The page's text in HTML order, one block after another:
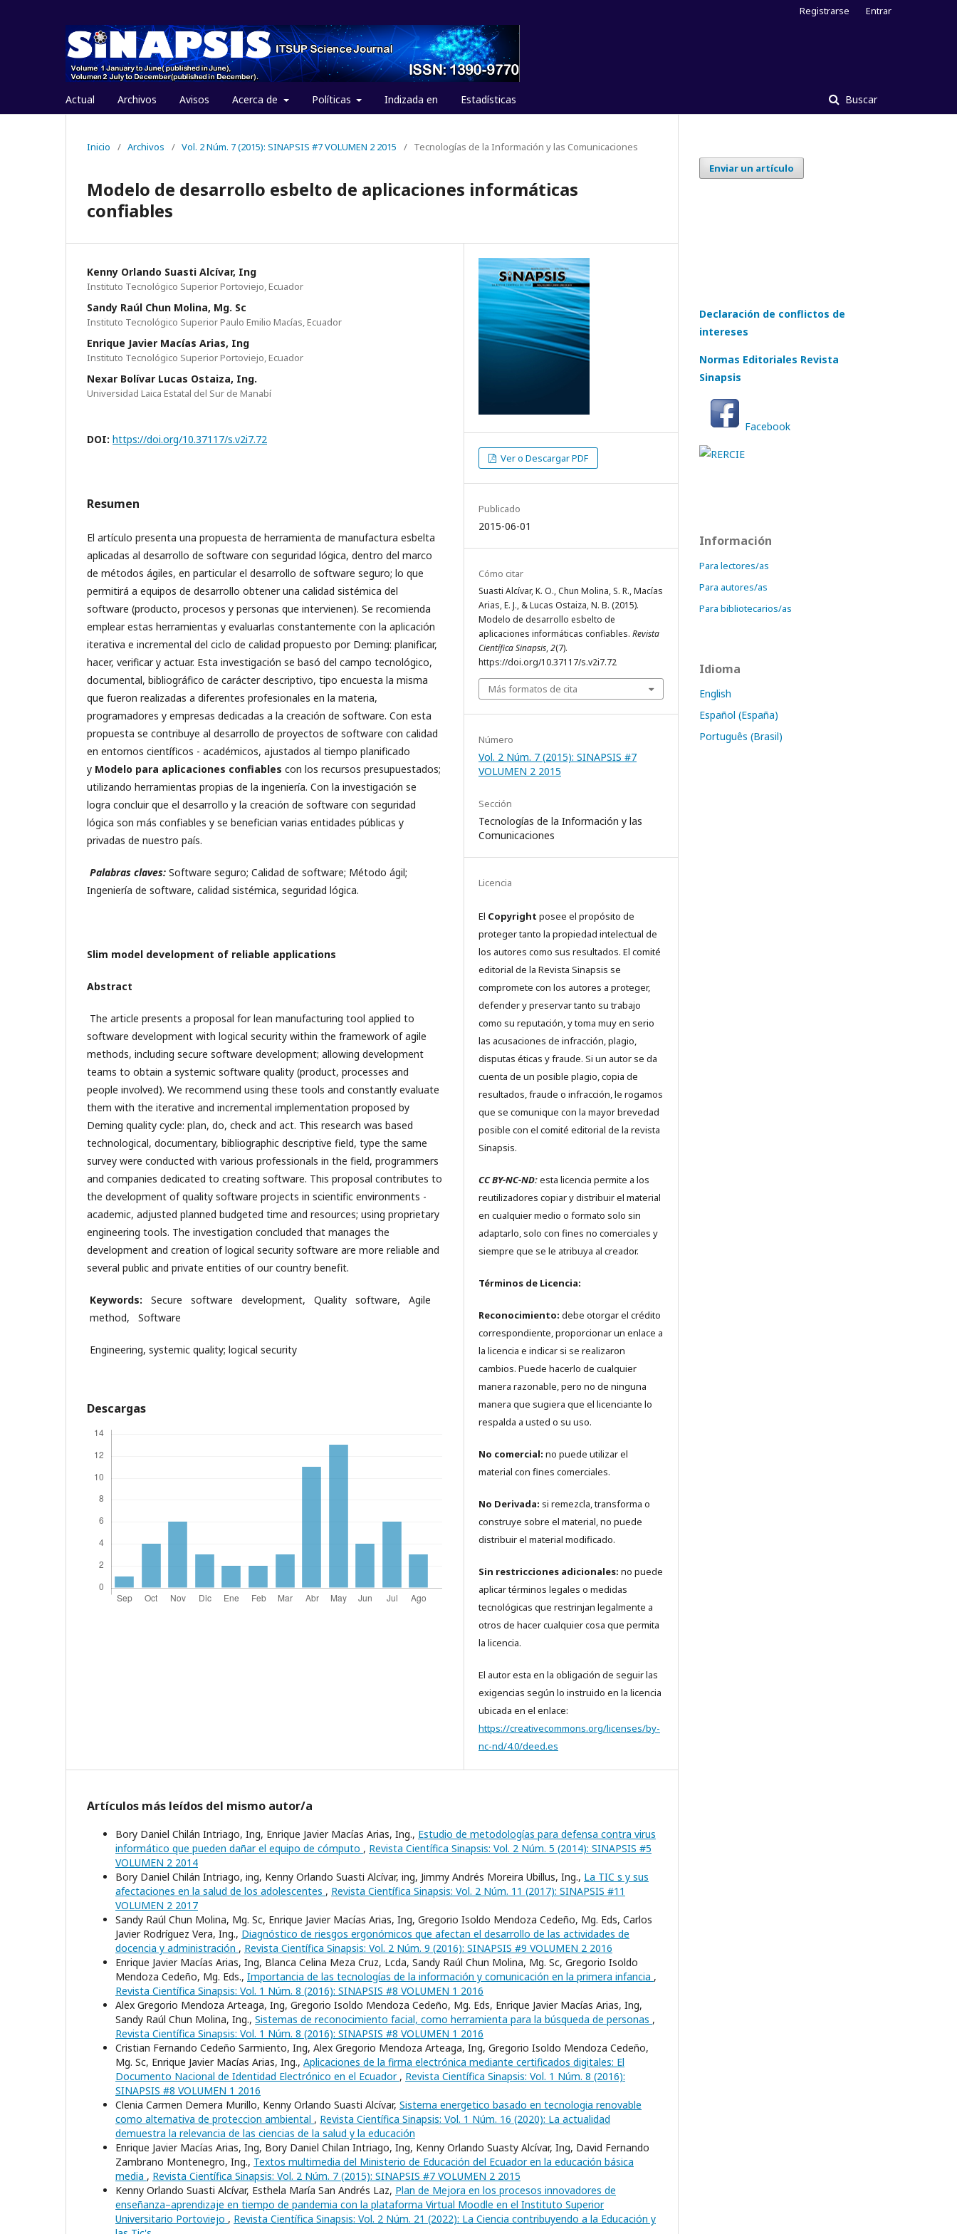
Actual Archivos Avisos Acerca de Políticas Indizada en Estadísticas Buscar
Registrarse Entrar
Inicio / Archivos / Vol. 2 Núm. 7 (2015): SINAPSIS #7 VOLUMEN 2 2015 / Tecnologías de la Información y las Comunicaciones
Modelo de desarrollo esbelto de aplicaciones informáticas
confiables
Kenny Orlando Suasti Alcívar, Ing
Instituto Tecnológico Superior Portoviejo, Ecuador
Sandy Raúl Chun Molina, Mg. Sc
Instituto Tecnológico Superior Paulo Emilio Macías, Ecuador
Enrique Javier Macías Arias, Ing
Instituto Tecnológico Superior Portoviejo, Ecuador
Nexar Bolívar Lucas Ostaiza, Ing.
Universidad Laica Estatal del Sur de Manabí
DOI: https://doi.org/10.37117/s.v2i7.72
Resumen
El artículo presenta una propuesta de herramienta de manufactura esbelta
aplicadas al desarrollo de software con seguridad lógica, dentro del marco
de métodos ágiles, en particular el desarrollo de software seguro; lo que
permitirá a equipos de desarrollo obtener una calidad sistémica del
software (producto, procesos y personas que intervienen). Se recomienda
emplear estas herramientas y evaluarlas constantemente con la aplicación
iterativa e incremental del ciclo de calidad propuesto por Deming: planificar,
hacer, verificar y actuar. Esta investigación se basó del campo tecnológico,
documental, bibliográfico de carácter descriptivo, tipo encuesta la misma
que fueron realizadas a diferentes profesionales en la materia,
programadores y empresas dedicadas a la creación de software. Con esta
propuesta se contribuye al desarrollo de proyectos de software con calidad
en entornos científicos - académicos, ajustados al tiempo planificado
y Modelo para aplicaciones confiables con los recursos presupuestados;
utilizando herramientas propias de la ingeniería. Con la investigación se
logra concluir que el desarrollo y la creación de software con seguridad
lógica son más confiables y se benefician varias entidades públicas y
privadas de nuestro país.
Palabras claves: Software seguro; Calidad de software; Método ágil;
Ingeniería de software, calidad sistémica, seguridad lógica.
Slim model development of reliable applications
Abstract
The article presents a proposal for lean manufacturing tool applied to
software development with logical security within the framework of agile
methods, including secure software development; allowing development
teams to obtain a systemic software quality (product, processes and
people involved). We recommend using these tools and constantly evaluate
them with the iterative and incremental implementation proposed by
Deming quality cycle: plan, do, check and act. This research was based
technological, documentary, bibliographic descriptive field, type the same
survey were conducted with various professionals in the field, programmers
and companies dedicated to creating software. This proposal contributes to
the development of quality software projects in scientific environments -
academic, adjusted planned budgeted time and resources; using proprietary
engineering tools. The investigation concluded that manages the
development and creation of logical security software are more reliable and
several public and private entities of our country benefit.
Keywords: Secure software development, Quality software, Agile
method, Software
Engineering, systemic quality; logical security
Descargas
Ver o Descargar PDF
Publicado
2015-06-01
Cómo citar
Suasti Alcívar, K. O., Chun Molina, S. R., Macías
Arias, E. J., & Lucas Ostaiza, N. B. (2015).
Modelo de desarrollo esbelto de
aplicaciones informáticas confiables. Revista
Científica Sinapsis,2(7).
https://doi.org/10.37117/s.v2i7.72
Más formatos de cita
Número
Vol. 2 Núm. 7 (2015): SINAPSIS #7
VOLUMEN 2 2015
Sección
Tecnologías de la Información y las
Comunicaciones
Licencia
El Copyright posee el propósito de
proteger tanto la propiedad intelectual de
los autores como sus resultados. El comité
editorial de la Revista Sinapsis se
compromete con los autores a proteger,
defender y preservar tanto su trabajo
como su reputación, y toma muy en serio
las acusaciones de infracción, plagio,
disputas éticas y fraude. Si un autor se da
cuenta de un posible plagio, copia de
resultados, fraude o infracción, le rogamos
que se comunique con la mayor brevedad
posible con el comité editorial de la revista
Sinapsis.
CC BY-NC-ND:esta licencia permite a los
reutilizadores copiar y distribuir el material
en cualquier medio o formato solo sin
adaptarlo, solo con fines no comerciales y
siempre que se le atribuya al creador.
Términos de Licencia:
Reconocimiento: debe otorgar el crédito
correspondiente, proporcionar un enlace a
la licencia e indicar si se realizaron
cambios. Puede hacerlo de cualquier
manera razonable, pero no de ninguna
manera que sugiera que el licenciante lo
respalda a usted o su uso.
No comercial: no puede utilizar el
material con fines comerciales.
No Derivada: si remezcla, transforma o
construye sobre el material, no puede
distribuir el material modificado.
Sin restricciones adicionales: no puede
aplicar términos legales o medidas
tecnológicas que restrinjan legalmente a
otros de hacer cualquier cosa que permita
la licencia.
El autor esta en la obligación de seguir las
exigencias según lo instruido en la licencia
ubicada en el enlace:
https://creativecommons.org/licenses/by-
nc-nd/4.0/deed.es
Artículos más leídos del mismo autor/a
Bory Daniel Chilán Intriago, Ing, Enrique Javier Macías Arias, Ing., Estudio de metodologías para defensa contra virus
informático que pueden dañar el equipo de cómputo , Revista Científica Sinapsis: Vol. 2 Núm. 5 (2014): SINAPSIS #5
VOLUMEN 2 2014
Bory Daniel Chilán Intriago, ing, Kenny Orlando Suasti Alcívar, ing, Jimmy Andrés Moreira Ubillus, Ing., La TIC s y sus
afectaciones en la salud de los adolescentes , Revista Científica Sinapsis: Vol. 2 Núm. 11 (2017): SINAPSIS #11
VOLUMEN 2 2017
Sandy Raúl Chun Molina, Mg. Sc, Enrique Javier Macías Arias, Ing, Gregorio Isoldo Mendoza Cedeño, Mg. Eds, Carlos
Javier Rodríguez Vera, Ing., Diagnóstico de riesgos ergonómicos que afectan el desarrollo de las actividades de
docencia y administración , Revista Científica Sinapsis: Vol. 2 Núm. 9 (2016): SINAPSIS #9 VOLUMEN 2 2016
Enrique Javier Macías Arias, Ing, Blanca Celina Meza Cruz, Lcda, Sandy Raúl Chun Molina, Mg. Sc, Gregorio Isoldo
Mendoza Cedeño, Mg. Eds., Importancia de las tecnologías de la información y comunicación en la primera infancia ,
Revista Científica Sinapsis: Vol. 1 Núm. 8 (2016): SINAPSIS #8 VOLUMEN 1 2016
Alex Gregorio Mendoza Arteaga, Ing, Gregorio Isoldo Mendoza Cedeño, Mg. Eds, Enrique Javier Macías Arias, Ing,
Sandy Raúl Chun Molina, Ing., Sistemas de reconocimiento facial, como herramienta para la búsqueda de personas ,
Revista Científica Sinapsis: Vol. 1 Núm. 8 (2016): SINAPSIS #8 VOLUMEN 1 2016
Cristian Fernando Cedeño Sarmiento, Ing, Alex Gregorio Mendoza Arteaga, Ing, Gregorio Isoldo Mendoza Cedeño,
Mg. Sc, Enrique Javier Macías Arias, Ing., Aplicaciones de la firma electrónica mediante certificados digitales: El
Documento Nacional de Identidad Electrónico en el Ecuador , Revista Científica Sinapsis: Vol. 1 Núm. 8 (2016):
SINAPSIS #8 VOLUMEN 1 2016
Clenia Carmen Demera Murillo, Kenny Orlando Suasti Alcívar, Sistema energetico basado en tecnologia renovable
como alternativa de proteccion ambiental , Revista Científica Sinapsis: Vol. 1 Núm. 16 (2020): La actualidad
demuestra la relevancia de las ciencias de la salud y la educación
Enrique Javier Macías Arias, Ing, Bory Daniel Chilan Intriago, Ing, Kenny Orlando Suasty Alcívar, Ing, David Fernando
Zambrano Montenegro, Ing., Textos multimedia del Ministerio de Educación del Ecuador en la educación básica
media , Revista Científica Sinapsis: Vol. 2 Núm. 7 (2015): SINAPSIS #7 VOLUMEN 2 2015
Kenny Orlando Suasti Alcívar, Esthela María San Andrés Laz, Plan de Mejora en los procesos innovadores de
enseñanza–aprendizaje en tiempo de pandemia con la plataforma Virtual Moodle en el Instituto Superior
Universitario Portoviejo , Revista Científica Sinapsis: Vol. 2 Núm. 21 (2022): La Ciencia contribuyendo a la Educación y
Enviar un artículo
Declaración de conflictos de
intereses
Normas Editoriales Revista
Sinapsis
Facebook
Información
Para lectores/as
Para autores/as
Para bibliotecarios/as
Idioma
English
Español (España)
Português (Brasil)